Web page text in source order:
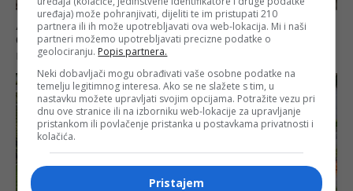
uređaja) može pohranjivati, dijeliti te im pristupati 210
partnera ili ih može upotrebljavati ova web-lokacija. Mi i naši
partneri možemo upotrebljavati precizne podatke o
geolociranju. Popis partnera.
Neki dobavljači mogu obrađivati vaše osobne podatke na
temelju legitimnog interesa. Ako se ne slažete s tim, u
nastavku možete upravljati svojim opcijama. Potražite vezu pri
dnu ove stranice ili na izborniku web-lokacije za upravljanje
pristankom ili povlačenje pristanka u postavkama privatnosti i
kolačića.
Pristajem